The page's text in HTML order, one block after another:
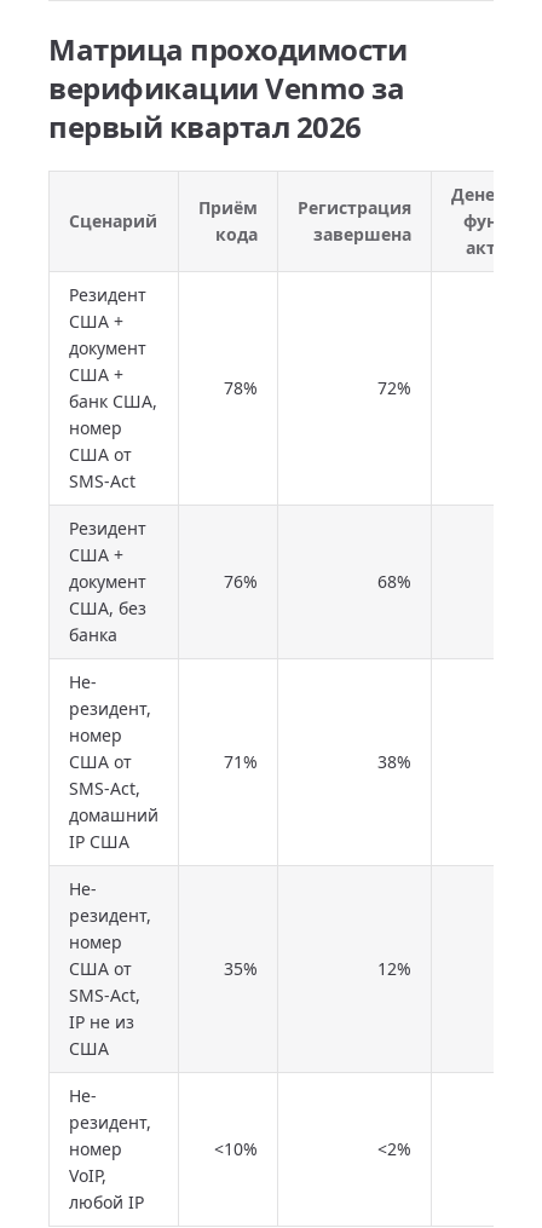
Матрица проходимости
верификации Venmo за
первый квартал 2026
Сценарий
Приём
кода
Регистрация
завершена
Резидент
США +
документ
США +
банк США,
номер
США от
SMS-Act
78% 72%
Резидент
США +
документ
США, без
банка
76% 68%
Не-
резидент,
номер
США от
SMS-Act,
домашний
IP США
71% 38%
Не-
резидент,
номер
США от
SMS-Act,
IP не из
США
35% 12%
Не-
резидент,
номер
VoIP,
любой IP
<10% <2%